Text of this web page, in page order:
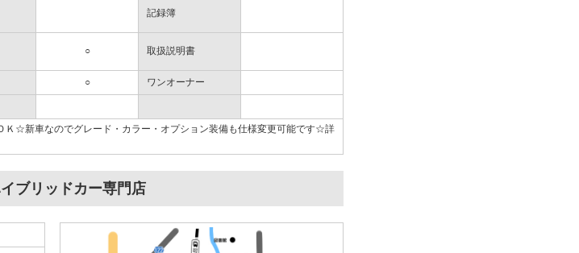
記録簿
○ 取扱説明書
○ ワンオーナー
Ｋ☆新車なのでグレード・カラー・オプション装備も仕様変更可能です☆詳
ブリッドカー専門店